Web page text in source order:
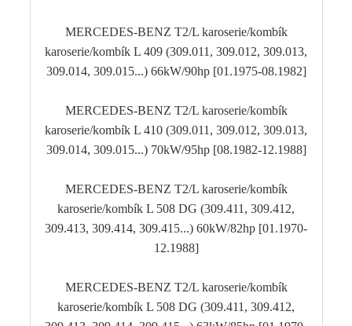
MERCEDES-BENZ T2/L karoserie/kombík
karoserie/kombík L 409 (309.011, 309.012, 309.013,
309.014, 309.015...) 66kW/90hp [01.1975-08.1982]
MERCEDES-BENZ T2/L karoserie/kombík
karoserie/kombík L 410 (309.011, 309.012, 309.013,
309.014, 309.015...) 70kW/95hp [08.1982-12.1988]
MERCEDES-BENZ T2/L karoserie/kombík
karoserie/kombík L 508 DG (309.411, 309.412,
309.413, 309.414, 309.415...) 60kW/82hp [01.1970-
12.1988]
MERCEDES-BENZ T2/L karoserie/kombík
karoserie/kombík L 508 DG (309.411, 309.412,